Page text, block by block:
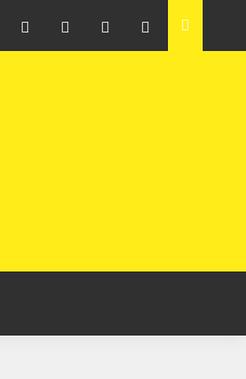
desmaterialização do Arquivo